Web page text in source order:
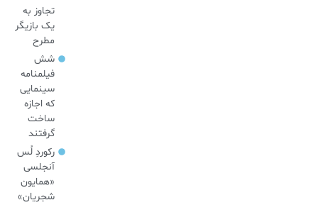
تجاوز به
یک بازیگر
مطرح
شش
فیلمنامه
سینمایی
که اجازه
ساخت
گرفتند
رکوردِ لُس
آنجلسی
«همایون
شجریان»